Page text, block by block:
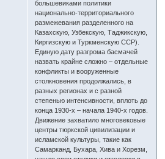
большевиками политики
национально-территориального
размежевания разделенного на
Казахскую, Узбекскую, Таджикскую,
Киргизскую и Туркменскую ССР).
Единую дату разгрома басмачей
назвать крайне сложно – отдельные
конфликты и вооруженные
столкновения продолжались, в
разных регионах и с разной
степенью интенсивности, вплоть до
конца 1930-х – начала 1940-х годов.
Движение захватило многовековые
центры тюркской цивилизации и
исламской культуры, такие как
Самарканд, Бухара, Хива и Хорезм,